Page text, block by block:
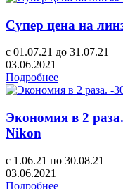
Супер цена на
с 01.07.21 до 31.07.21
03.06.2021
Подробнее
Экономия в 2
Nikon
с 1.06.21 по 30.08.21
03.06.2021
Подробнее